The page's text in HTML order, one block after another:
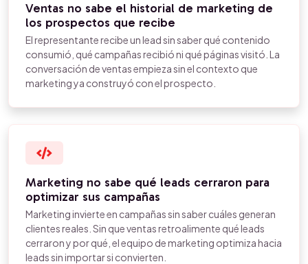
Ventas no sabe el historial de marketing de
los prospectos que recibe
El representante recibe un lead sin saber qué contenido
consumió, qué campañas recibió ni qué páginas visitó. La
conversación de ventas empieza sin el contexto que
marketing ya construyó con el prospecto.
Marketing no sabe qué leads cerraron para
optimizar sus campañas
Marketing invierte en campañas sin saber cuáles generan
clientes reales. Sin que ventas retroalimente qué leads
cerraron y por qué, el equipo de marketing optimiza hacia
leads sin importar si convierten.